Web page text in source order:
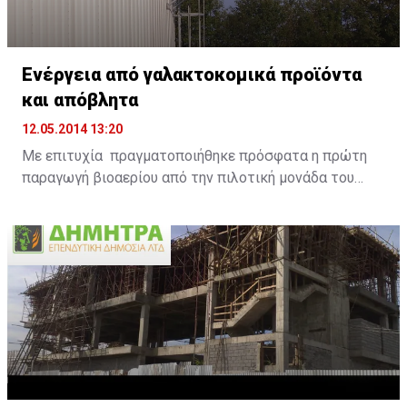
Ενέργεια από γαλακτοκομικά προϊόντα
και απόβλητα
12.05.2014 13:20
Με επιτυχία πραγματοποιήθηκε πρόσφατα η πρώτη
παραγωγή βιοαερίου από την πιλοτική μονάδα του
στην εξειδικευμένη μονάδα της ANIMALIA GENETICS
στο χωριό Μαρκί. Το σημαντικό αυτό περιβαλλοντικό
έργο υλοποιείται στο πλαίσιο του Ευρωπαϊκού
προγράμματος LIFE+ DAIRIUS με τίτλο «Αειφόρος
διαχείριση ληγμένων γαλακτοκομικών προϊόντων με
σκοπό τη βελτιστοποίηση της ενεργειακής
εκμετάλλευσής τους στην Κύπρο» με την στήριξη της